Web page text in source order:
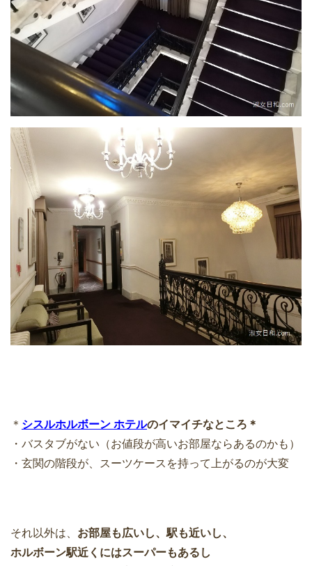
＊ シスルホルボーン ホテルのイマイチなところ＊
・バスタブがない（お値段が高いお部屋ならあるのかも）
・玄関の階段が、スーツケースを持って上がるのが大変
それ以外は、 お部屋も広いし、駅も近いし、
ホルボーン駅近くにはスーパーもあるし